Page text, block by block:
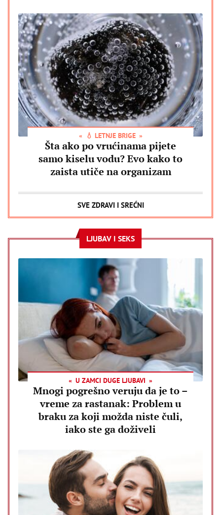
💧 LETNJE BRIGE
Šta ako po vrućinama pijete
samo kiselu vodu? Evo kako to
zaista utiče na organizam
SVE ZDRAVI I SREĆNI
LJUBAV I SEKS
U ZAMCI DUGE LJUBAVI
Mnogi pogrešno veruju da je to –
vreme za rastanak: Problem u
braku za koji možda niste čuli,
iako ste ga doživeli